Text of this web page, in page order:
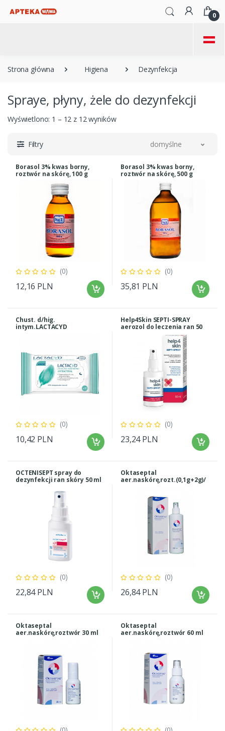
0
=
Strona główna Higiena Dezynfekcja
Spraye, płyny, żele do dezynfekcji
Wyświetlono: 1 – 12 z 12 wyników
Filtry domyślne
Borasol 3% kwas borny,
roztwór na skórę, 100 g
(0)
12,16 PLN
Borasol 3% kwas borny,
roztwór na skórę, 500 g
(0)
35,81 PLN
Chust. d/hig.
intym.LACTACYD
(0)
10,42 PLN
Help4Skin SEPTI-SPRAY
aerozol do leczenia ran 50
(0)
23,24 PLN
OCTENISEPT spray do
dezynfekcji ran skóry 50 ml
(0)
22,84 PLN
Oktaseptal
aer.naskórę,rozt.(0,1g+2g)/
(0)
26,84 PLN
Oktaseptal
aer.naskórę,roztwór 30 ml
Oktaseptal
aer.naskórę,roztwór 60 ml